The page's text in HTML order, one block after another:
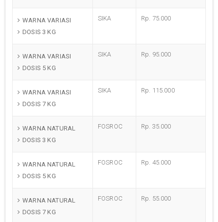
WARNA VARIASI
DOSIS 3 KG
SIKA Rp. 75.000
WARNA VARIASI
DOSIS 5 KG
SIKA Rp. 95.000
WARNA VARIASI
DOSIS 7 KG
SIKA Rp. 115.000
WARNA NATURAL
DOSIS 3 KG
FOSROC Rp. 35.000
WARNA NATURAL
DOSIS 5 KG
FOSROC Rp. 45.000
WARNA NATURAL
DOSIS 7 KG
FOSROC Rp. 55.000